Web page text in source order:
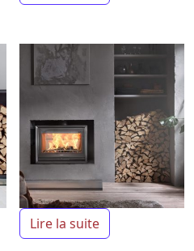
Lire la suite